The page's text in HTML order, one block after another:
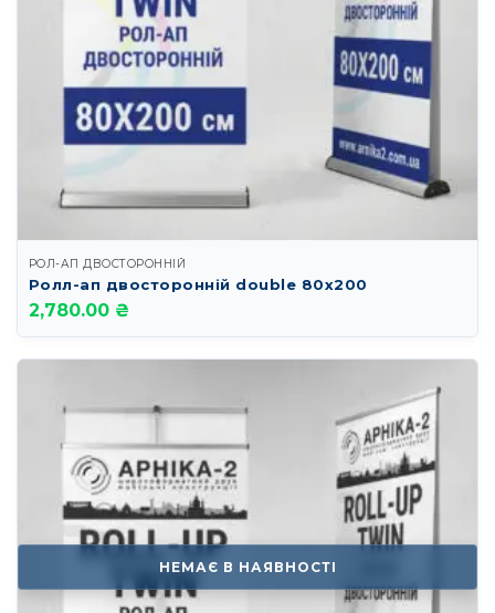
РОЛ-АП ДВОСТОРОННІЙ
Ролл-ап двосторонній double 80х200
2,780.00 ₴
НЕМАЄ В НАЯВНОСТІ